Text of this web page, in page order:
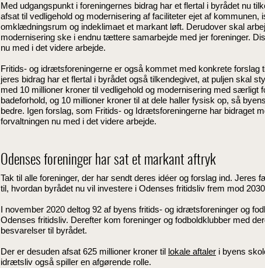
Med udgangspunkt i foreningernes bidrag har et flertal i byrådet nu
afsat til vedligehold og modernisering af faciliteter ejet af
omklædningsrum og indeklimaet et markant løft. Derudover skal
modernisering ske i endnu tættere samarbejde med jer foreninger.
nu med i det videre arbejde.
Fritids- og idrætsforeningerne er også kommet med konkrete forslag
jeres bidrag har et flertal i byrådet også tilkendegivet, at puljen skal
med 10 millioner kroner til vedligehold og modernisering med særligt
badeforhold, og 10 millioner kroner til at dele haller fysisk op, så
bedre. Igen forslag, som Fritids- og Idrætsforeningerne har bidraget
forvaltningen nu med i det videre arbejde.
Odenses foreninger har sat et markant aftryk
Tak til alle foreninger, der har sendt deres idéer og forslag ind. Jeres
til, hvordan byrådet nu vil investere i Odenses fritidsliv frem mod
I november 2020 deltog 92 af byens fritids- og idrætsforeninger og
Odenses fritidsliv. Derefter kom foreninger og fodboldklubber med
besvarelser til byrådet.
Der er desuden afsat 625 millioner kroner til lokale aftaler i byens
idrætsliv også spiller en afgørende rolle.